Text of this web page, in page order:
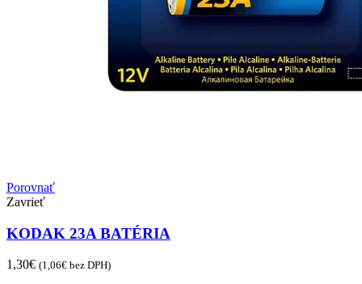
Porovnať
Zavrieť
KODAK 23A BATÉRIA
1,30€ (1,06€ bez DPH)